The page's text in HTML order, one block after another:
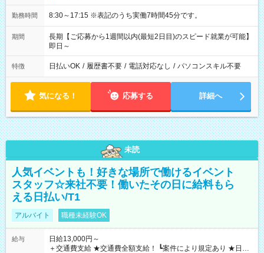
勤務時間 8:30～17:15 ※表記のうち実働7時間45分です。
期間
長期【ご応募から1週間以内(最短2日目)のスピード就業が可能】
即日～
特徴 日払いOK / 履歴書不要 / 電話対応なし / パソコンスキル不要
気になる！ 応募する 詳細へ
未読
人気イベントも！好きな場所で働けるイベント
スタッフ☆来社不要！働いたその日に給料もら
える日払い/T1
アルバイト 職種未経験OK
給与
日給13,000円～
＋交通費支給 ★交通費全額支給！ ┗案件により規定あり ★日払